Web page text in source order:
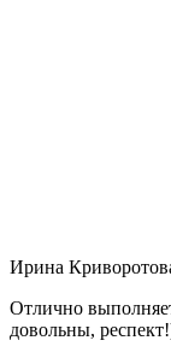
Ирина
Отлично
довольны,